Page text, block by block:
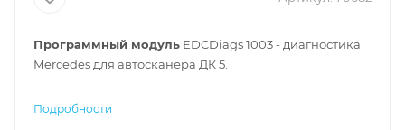
Программный модуль EDCDiags 1003 - диагностика
Mercedes для автосканера ДК 5.
Подробности